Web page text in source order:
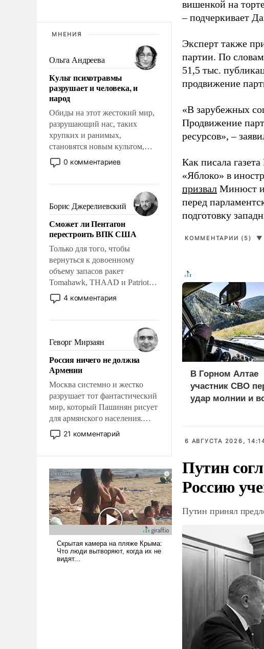
МНЕНИЯ
Ольга Андреева
Культ психотравмы
разрушает и человека, и
народ
Обиды на этот жестокий мир,
разрушающий нас, таких
хрупких и ранимых,
становятся новым культом,
постепенно вытесняя и
отменяя традиционное
мужественным и твердым под
ударами судьбы, брать на себя
ответственность, помогать
слабым, идти вперед и
адаптироваться.
0 комментариев
Борис Джерелиевский
Сможет ли Пентагон
перестроить ВПК США
Только для того, чтобы
вернуться к довоенному
объему запасов ракет
Tomahawk, THAAD и Patriot
США потребуется более трех
лет. Даже небольшая война с
Сложившаяся ситуация
означает многолетний период
уязвимости США, например,
перед Китаем.
4 комментария
Геворг Мирзаян
Россия ничего не должна
Армении
Москва системно и жестко
разрушает тот фантастический
мир, который Пашинян рисует
для армянского населения.
Мир, где политические
прожекты будут безусловно
налогоплательщиков и где
Еревану за свои поступки не
нужно отвечать.
21 комментарий
вишенкой на
– подчеркивает
Эксперт также
партии. По
51,5 тыс.
продвижение
«В зарубежных
Продвижение
ресурсов», –
Как писала
«Яблоко» в
призвал Минюст и
перед
подготовку
КОММЕНТАРИИ (5) ▼
В Горном Алтае
участник СВО
удар молнии и
6 АВГУСТА 2026,
Путин
Россию
Путин принял